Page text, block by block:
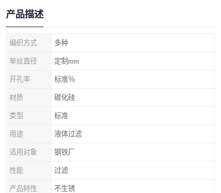
产品描述
编织方式 多种
单丝直径 定制mm
开孔率 标准％
材质 碳化硅
类型 标准
用途 液体过滤
适用对象 钢铁厂
性能 过滤
产品特性 不生锈